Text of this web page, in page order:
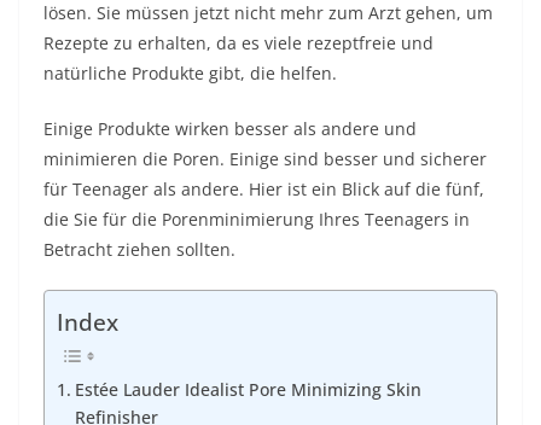
lösen. Sie müssen jetzt nicht mehr zum Arzt gehen, um
Rezepte zu erhalten, da es viele rezeptfreie und
natürliche Produkte gibt, die helfen.
Einige Produkte wirken besser als andere und
minimieren die Poren. Einige sind besser und sicherer
für Teenager als andere. Hier ist ein Blick auf die fünf,
die Sie für die Porenminimierung Ihres Teenagers in
Betracht ziehen sollten.
Index
Estée Lauder Idealist Pore Minimizing Skin
Refinisher